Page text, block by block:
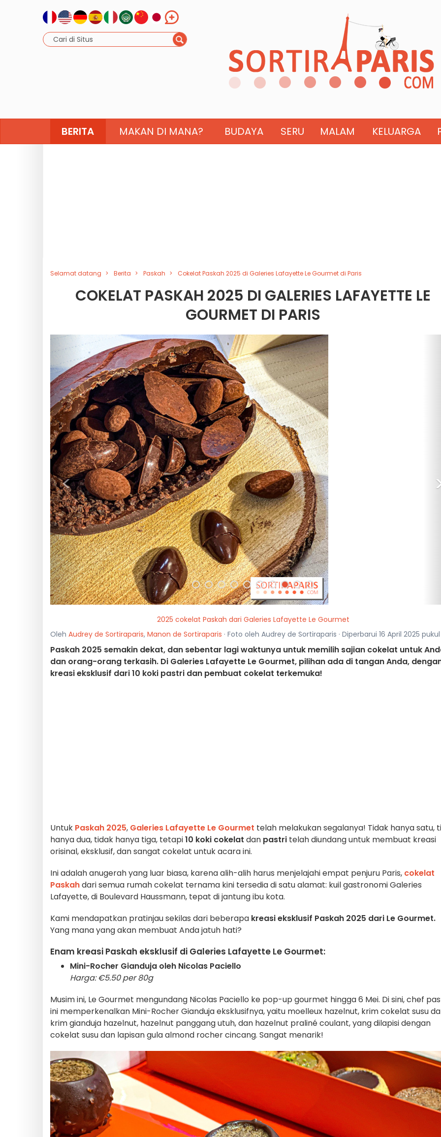
BERITA MAKAN DI MANA? BUDAYA SERU MALAM KELUARGA
Selamat datang Berita Paskah Cokelat Paskah 2025 di Galeries Lafayette Le Gourmet di Paris
COKELAT PASKAH 2025 DI GALERIES LAFAYETTE LE
GOURMET DI PARIS
<
2025 cokelat Paskah dari Galeries Lafayette Le Gourmet
Oleh Audrey de Sortiraparis, Manon de Sortiraparis · Foto oleh Audrey de Sortiraparis · Diperbarui 16 April 2025 pukul
Paskah 2025 semakin dekat, dan sebentar lagi waktunya untuk memilih sajian cokelat untuk
dan orang-orang terkasih. Di Galeries Lafayette Le Gourmet, pilihan ada di tangan Anda,
kreasi eksklusif dari 10 koki pastri dan pembuat cokelat terkemuka!
Untuk Paskah 2025, Galeries Lafayette Le Gourmet telah melakukan segalanya! Tidak hanya satu,
hanya dua, tidak hanya tiga, tetapi10 koki cokelat dan pastri telah diundang untuk membuat kreasi
orisinal, eksklusif, dan sangat cokelat untuk acara ini.
Ini adalah anugerah yang luar biasa, karena alih-alih harus menjelajahi empat penjuru Paris, cokelat
Paskahdari semua rumah cokelat ternama kini tersedia di satu alamat: kuil gastronomi Galeries
Lafayette, di Boulevard Haussmann, tepat di jantung ibu kota.
Kami mendapatkan pratinjau sekilas dari beberapa kreasi eksklusif Paskah 2025 dari Le Gourmet.
Yang mana yang akan membuat Anda jatuh hati?
Enam kreasi Paskah eksklusif di Galeries Lafayette Le Gourmet:
Mini-Rocher Gianduja oleh Nicolas Paciello
Harga: €5.50 per 80g
Musim ini, Le Gourmet mengundang Nicolas Paciello ke pop-up gourmet hingga 6 Mei. Di sini, chef
ini memperkenalkan Mini-Rocher Gianduja eksklusifnya, yaitu moelleux hazelnut, krim cokelat susu
krim gianduja hazelnut, hazelnut panggang utuh, dan hazelnut praliné coulant, yang dilapisi dengan
cokelat susu dan lapisan gula almond rocher cincang. Sangat menarik!